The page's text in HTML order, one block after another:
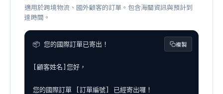
適用於跨境物流、國外顧客的訂單。包含海關資訊與預計到
達時間。
📦 您的國際訂單已寄出！
[顧客姓名]您好，
您的國際訂單 [訂單編號] 已經寄出囉！
複製